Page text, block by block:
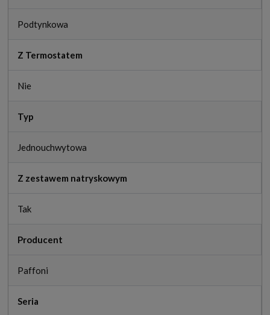
Podtynkowa
Z Termostatem
Nie
Typ
Jednouchwytowa
Z zestawem natryskowym
Tak
Producent
Paffoni
Seria